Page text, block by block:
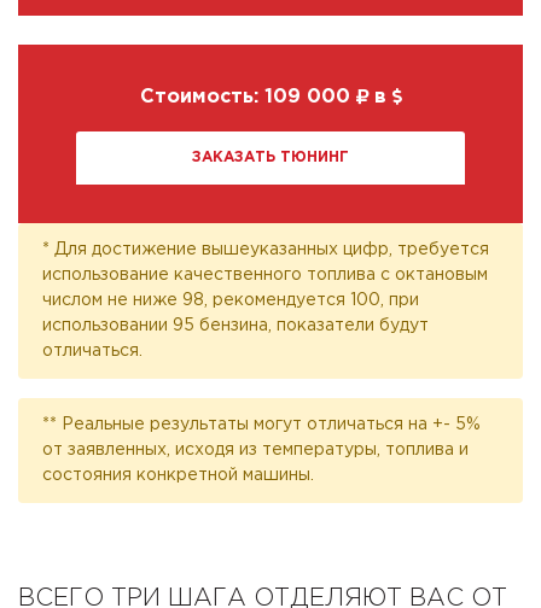
Стоимость: 109 000 в
ЗАКАЗАТЬ ТЮНИНГ
* Для достижение вышеуказанных цифр, требуется
использование качественного топлива с октановым
числом не ниже 98, рекомендуется 100, при
использовании 95 бензина, показатели будут
отличаться.
** Реальные результаты могут отличаться на +- 5%
от заявленных, исходя из температуры, топлива и
состояния конкретной машины.
ВСЕГО ТРИ ШАГА ОТДЕЛЯЮТ ВАС ОТ